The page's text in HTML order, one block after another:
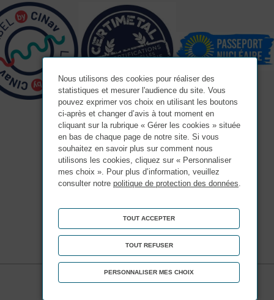
Nous utilisons des cookies pour réaliser des
statistiques et mesurer l'audience du site. Vous
pouvez exprimer vos choix en utilisant les boutons
ci-après et changer d’avis à tout moment en
cliquant sur la rubrique « Gérer les cookies » située
en bas de chaque page de notre site. Si vous
souhaitez en savoir plus sur comment nous
utilisons les cookies, cliquez sur « Personnaliser
mes choix ». Pour plus d’information, veuillez
consulter notrepolitique de protection des données.
TOUT ACCEPTER
TOUT REFUSER
PERSONNALISER MES CHOIX